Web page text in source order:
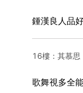
鍾漢良人品
16樓：其慕思
歌舞視多全